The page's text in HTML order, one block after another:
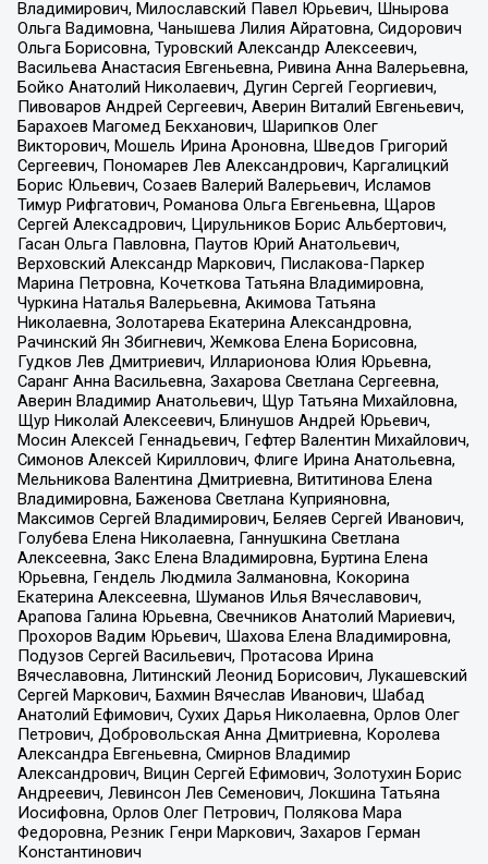
Владимирович, Милославский Павел Юрьевич, Шнырова
Ольга Вадимовна, Чанышева Лилия Айратовна, Сидорович
Ольга Борисовна, Туровский Александр Алексеевич,
Васильева Анастасия Евгеньевна, Ривина Анна Валерьевна,
Бойко Анатолий Николаевич, Дугин Сергей Георгиевич,
Пивоваров Андрей Сергеевич, Аверин Виталий Евгеньевич,
Барахоев Магомед Бекханович, Шарипков Олег
Викторович, Мошель Ирина Ароновна, Шведов Григорий
Сергеевич, Пономарев Лев Александрович, Каргалицкий
Борис Юльевич, Созаев Валерий Валерьевич, Исламов
Тимур Рифгатович, Романова Ольга Евгеньевна, Щаров
Сергей Алексадрович, Цирульников Борис Альбертович,
Гасан Ольга Павловна, Паутов Юрий Анатольевич,
Верховский Александр Маркович, Пислакова-Паркер
Марина Петровна, Кочеткова Татьяна Владимировна,
Чуркина Наталья Валерьевна, Акимова Татьяна
Николаевна, Золотарева Екатерина Александровна,
Рачинский Ян Збигневич, Жемкова Елена Борисовна,
Гудков Лев Дмитриевич, Илларионова Юлия Юрьевна,
Саранг Анна Васильевна, Захарова Светлана Сергеевна,
Аверин Владимир Анатольевич, Щур Татьяна Михайловна,
Щур Николай Алексеевич, Блинушов Андрей Юрьевич,
Мосин Алексей Геннадьевич, Гефтер Валентин Михайлович,
Симонов Алексей Кириллович, Флиге Ирина Анатольевна,
Мельникова Валентина Дмитриевна, Вититинова Елена
Владимировна, Баженова Светлана Куприяновна,
Максимов Сергей Владимирович, Беляев Сергей Иванович,
Голубева Елена Николаевна, Ганнушкина Светлана
Алексеевна, Закс Елена Владимировна, Буртина Елена
Юрьевна, Гендель Людмила Залмановна, Кокорина
Екатерина Алексеевна, Шуманов Илья Вячеславович,
Арапова Галина Юрьевна, Свечников Анатолий Мариевич,
Прохоров Вадим Юрьевич, Шахова Елена Владимировна,
Подузов Сергей Васильевич, Протасова Ирина
Вячеславовна, Литинский Леонид Борисович, Лукашевский
Сергей Маркович, Бахмин Вячеслав Иванович, Шабад
Анатолий Ефимович, Сухих Дарья Николаевна, Орлов Олег
Петрович, Добровольская Анна Дмитриевна, Королева
Александра Евгеньевна, Смирнов Владимир
Александрович, Вицин Сергей Ефимович, Золотухин Борис
Андреевич, Левинсон Лев Семенович, Локшина Татьяна
Иосифовна, Орлов Олег Петрович, Полякова Мара
Федоровна, Резник Генри Маркович, Захаров Герман
Константинович